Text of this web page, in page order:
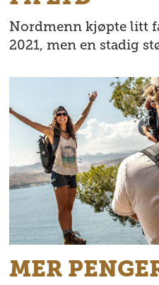
Nordmenn kjøpte litt
2021, men en stadig
MER